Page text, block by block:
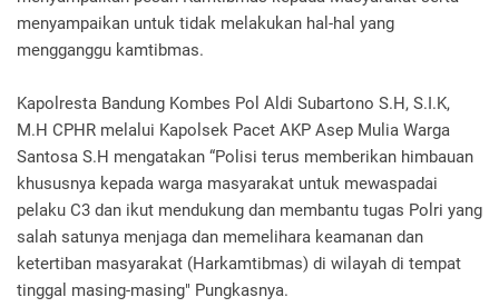
menyampaikan untuk tidak melakukan hal-hal yang
mengganggu kamtibmas.
Kapolresta Bandung Kombes Pol Aldi Subartono S.H, S.I.K,
M.H CPHR melalui Kapolsek Pacet AKP Asep Mulia Warga
Santosa S.H mengatakan “Polisi terus memberikan himbauan
khususnya kepada warga masyarakat untuk mewaspadai
pelaku C3 dan ikut mendukung dan membantu tugas Polri yang
salah satunya menjaga dan memelihara keamanan dan
ketertiban masyarakat (Harkamtibmas) di wilayah di tempat
tinggal masing-masing" Pungkasnya.